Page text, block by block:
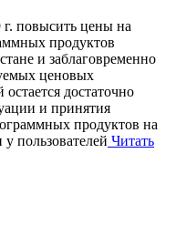
повысить цены на
продуктов
и заблаговременно
ценовых
достаточно
и принятия
продуктов на
пользователей Читать